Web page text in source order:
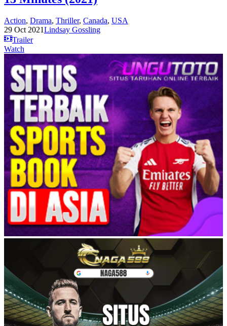
Action, Drama, Thriller, Canada, USA
29 Oct 2021Lindsay Gossling
Trailer
Watch